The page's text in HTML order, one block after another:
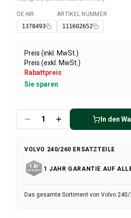
Volvo 1800 Bremsanlage
Volvo 1800 Kraftstoff-/Auspuffanlage
Volvo 1800 KarosserieErsatzteile
Volvo 1800 Kühlsystem
Volvo 1800 Motor
Volvo 1800 MotorErsatzteile
Volvo 1800 Elektrische Ausrüstung
Volvo 1800
Volvo 1800 Heizungsanlage/
Volvo 1800 Sonstiges
Volvo 140/164 Ersatzteile
Volvo 140/164 KarosserieErsatzteile
Volvo 140/164 Kühlsystem
Verfügbar
OE-NR.
1378493
ARTIKEL NUMMER
111602652
Preis (inkl. MwSt.)
Preis (exkl. MwSt.)
Rabattpreis
Sie sparen
In den
VOLVO 240/260 ERSATZTEILE
1 JAHR GARANTIE AUF
Das gesamte Sortiment von Volvo